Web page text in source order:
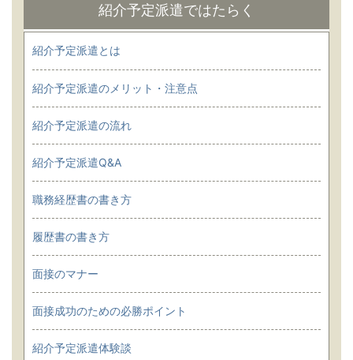
紹介予定派遣ではたらく
紹介予定派遣とは
紹介予定派遣のメリット・注意点
紹介予定派遣の流れ
紹介予定派遣Q&A
職務経歴書の書き方
履歴書の書き方
面接のマナー
面接成功のための必勝ポイント
紹介予定派遣体験談